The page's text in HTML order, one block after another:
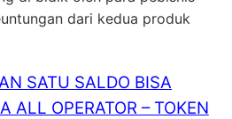
dari kedua produk
SATU SALDO BISA
ALL OPERATOR – TOKEN